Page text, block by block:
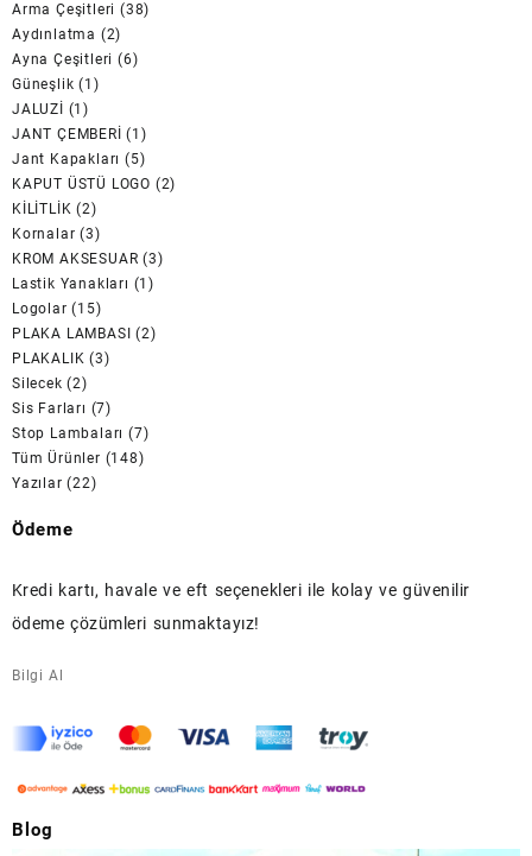
Arma Çeşitleri (38)
Aydınlatma (2)
Ayna Çeşitleri (6)
Güneşlik (1)
JALUZİ
(1)
JANT ÇEMBERİ
(1)
Jant Kapakları (5)
KAPUT ÜSTÜ LOGO (2)
KİLİTLİK (2)
Kornalar (3)
KROM AKSESUAR (3)
Lastik Yanakları (1)
Logolar (15)
PLAKA LAMBASI (2)
PLAKALIK (3)
Silecek (2)
Sis Farları (7)
Stop Lambaları (7)
Tüm Ürünler (148)
Yazılar (22)
Ödeme
Kredi kartı, havale ve eft seçenekleri ile kolay ve güvenilir
ödeme çözümleri sunmaktayız!
Bilgi Al
Blog